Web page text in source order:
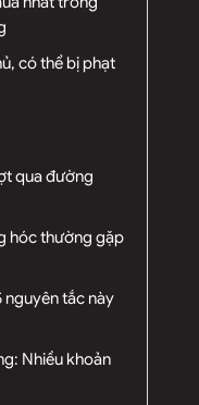
có thể bị phạt
qua đường
hóc thường gặp
nguyên tắc này
Nhiều khoản